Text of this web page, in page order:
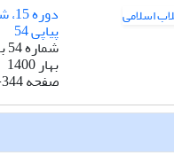
پیاپی 54
شماره 54 بهار 1400
بهار 1400
صفحه